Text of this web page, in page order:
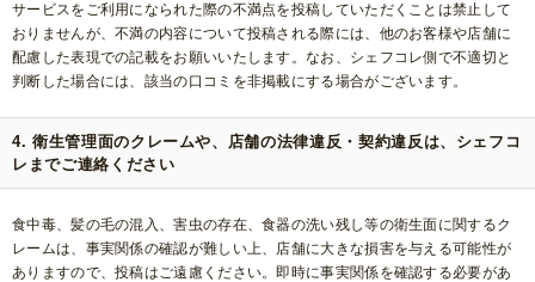
サービスをご利用になられた際の不満点を投稿していただくことは禁止して
おりませんが、不満の内容について投稿される際には、他のお客様や店舗に
配慮した表現での記載をお願いいたします。なお、シェフコレ側で不適切と
判断した場合には、該当の口コミを非掲載にする場合がございます。
4. 衛生管理面のクレームや、店舗の法律違反・契約違反は、シェフコ
レまでご連絡ください
食中毒、髪の毛の混入、害虫の存在、食器の洗い残し等の衛生面に関するク
レームは、事実関係の確認が難しい上、店舗に大きな損害を与える可能性が
ありますので、投稿はご遠慮ください。即時に事実関係を確認する必要があ